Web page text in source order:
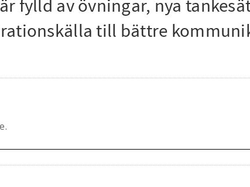
fylld av övningar, nya
till bättre